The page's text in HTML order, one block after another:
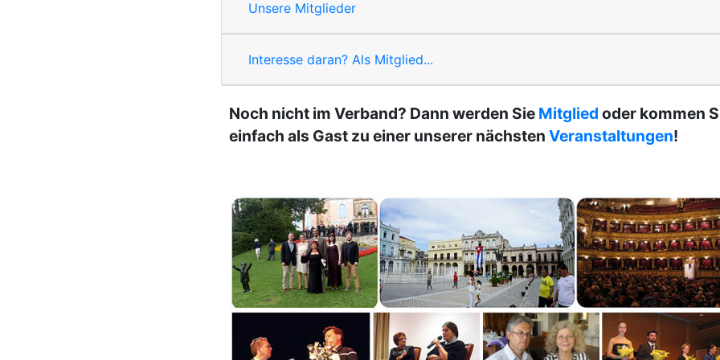
Unsere Mitglieder
Interesse daran? Als Mitglied...
Noch nicht im Verband? Dann werden Sie Mitglied oder kommen
einfach als Gast zu einer unserer nächsten Veranstaltungen!